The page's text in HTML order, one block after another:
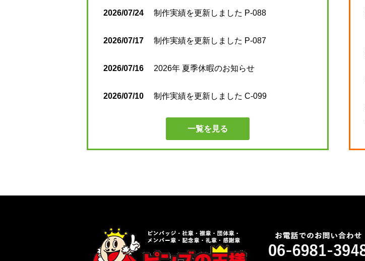
2026/07/24 制作実績を更新しました P-088
2026/07/17 制作実績を更新しました P-087
2026/07/16 2026年 夏季休暇のお知らせ
2026/07/10 制作実績を更新しました C-099
一覧を見る